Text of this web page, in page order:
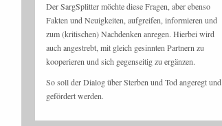
Der SargSplitter möchte diese Fragen, aber ebenso
Fakten und Neuigkeiten, aufgreifen, informieren und
zum (kritischen) Nachdenken anregen. Hierbei wird
auch angestrebt, mit gleich gesinnten Partnern zu
kooperieren und sich gegenseitig zu ergänzen.
So soll der Dialog über Sterben und Tod angeregt und
gefördert werden.